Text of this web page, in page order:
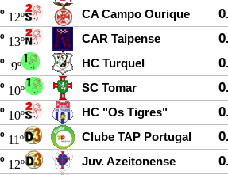
12º CA Campo Ourique
13º CAR Taipense
9º HC Turquel
10º SC Tomar
10º HC "Os Tigres"
11º Clube TAP Portugal
12º Juv. Azeitonense